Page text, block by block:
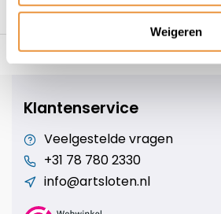
Weigeren
voor uw tweewieler Snelle levering
Klantenservice
Veelgestelde vragen
+31 78 780 2330
info@artsloten.nl